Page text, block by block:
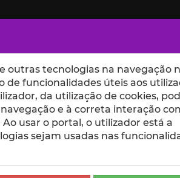
ESCOLAS UNIDADES
outras tecnologias na navegação
funcionalidades úteis aos
da utilização de cookies,
e à correta interação
usar o portal, o utilizador está a
sejam usadas nas